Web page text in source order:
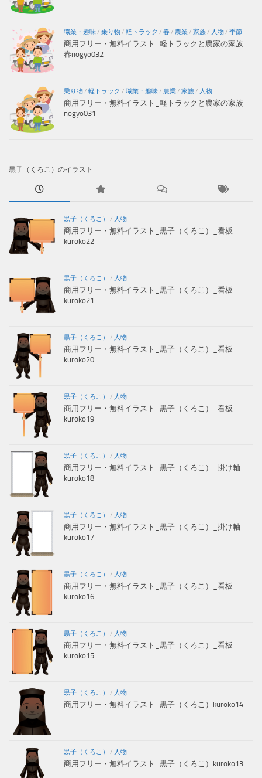
職業・趣味/ 乗り物/ 軽トラック / 春/ 農業/ 家族/ 人物/ 季節
商用フリー・無料イラスト_軽トラックと農家の家族_
春nogyo032
乗り物/ 軽トラック / 職業・趣味/ 農業/ 家族/ 人物
商用フリー・無料イラスト_軽トラックと農家の家族
nogyo031
黒子（くろこ）のイラスト
黒子（くろこ） / 人物
商用フリー・無料イラスト_黒子（くろこ）_看板
kuroko22
黒子（くろこ） / 人物
商用フリー・無料イラスト_黒子（くろこ）_看板
kuroko21
黒子（くろこ） / 人物
商用フリー・無料イラスト_黒子（くろこ）_看板
kuroko20
黒子（くろこ） / 人物
商用フリー・無料イラスト_黒子（くろこ）_看板
kuroko19
黒子（くろこ） / 人物
商用フリー・無料イラスト_黒子（くろこ）_掛け軸
kuroko18
黒子（くろこ） / 人物
商用フリー・無料イラスト_黒子（くろこ）_掛け軸
kuroko17
黒子（くろこ） / 人物
商用フリー・無料イラスト_黒子（くろこ）_看板
kuroko16
黒子（くろこ） / 人物
商用フリー・無料イラスト_黒子（くろこ）_看板
kuroko15
黒子（くろこ） / 人物
商用フリー・無料イラスト_黒子（くろこ）kuroko14
黒子（くろこ） / 人物
商用フリー・無料イラスト_黒子（くろこ）kuroko13